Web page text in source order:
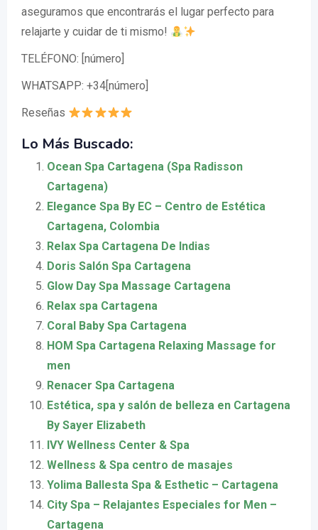
aseguramos que encontrarás el lugar perfecto para
relajarte y cuidar de ti mismo!
TELÉFONO: [número]
WHATSAPP: +34[número]
Reseñas
Lo Más Buscado:
Ocean Spa Cartagena (Spa Radisson
Cartagena)
Elegance Spa By EC – Centro de Estética
Cartagena, Colombia
Relax Spa Cartagena De Indias
Doris Salón Spa Cartagena
Glow Day Spa Massage Cartagena
Relax spa Cartagena
Coral Baby Spa Cartagena
HOM Spa Cartagena Relaxing Massage for
men
Renacer Spa Cartagena
Estética, spa y salón de belleza en Cartagena
By Sayer Elizabeth
IVY Wellness Center & Spa
Wellness & Spa centro de masajes
Yolima Ballesta Spa & Esthetic – Cartagena
City Spa – Relajantes Especiales for Men –
Cartagena